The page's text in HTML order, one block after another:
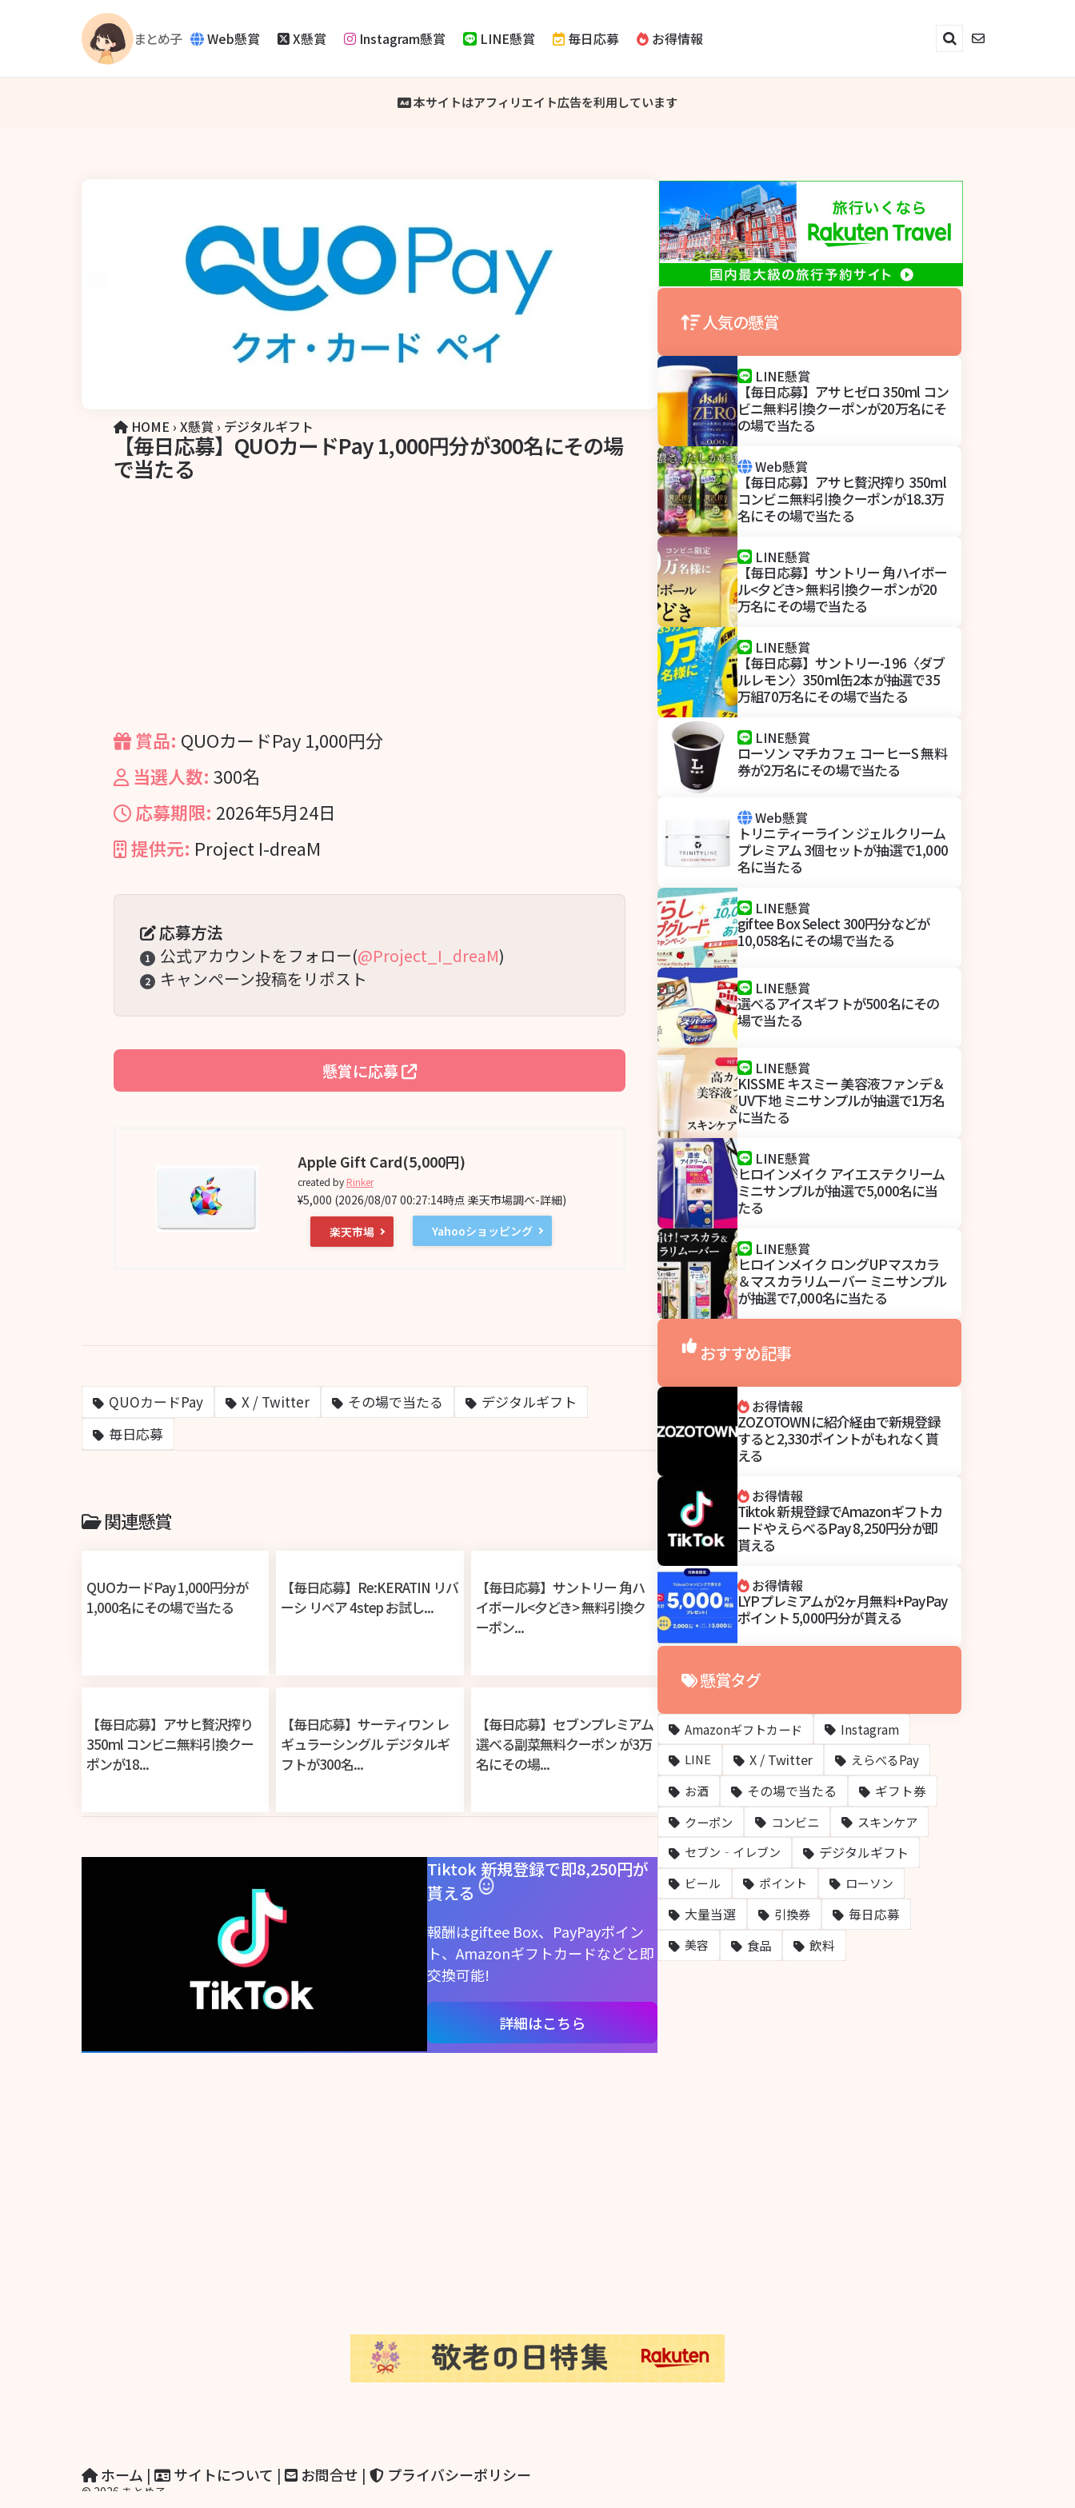
まとめ子 Web懸賞 X懸賞 Instagram懸賞 LINE懸賞 毎日応募 お得情報
本サイトはアフィリエイト広告を利用しています
HOME › X懸賞 › デジタルギフト
【毎日応募】QUOカードPay 1,000円分が300名にその場
で当たる
賞品: QUOカードPay 1,000円分
当選人数: 300名
応募期限: 2026年5月24日
提供元: Project I-dreaM
応募方法
1 公式アカウントをフォロー(@Project_I_dreaM)
2 キャンペーン投稿をリポスト
懸賞に応募
Apple Gift Card(5,000円)
created by Rinker
¥5,000 (2026/08/07 00:27:14時点 楽天市場調べ-詳細)
楽天市場
Yahooショッピング
QUOカードPay X / Twitter その場で当たる
デジタルギフト
毎日応募
関連懸賞
QUOカードPay 1,000円分が
1,000名にその場で当たる
【毎日応募】Re:KERATIN リバ
ーシ リペア 4step お試し...
【毎日応募】サントリー 角ハ
イボール<夕どき> 無料引換ク
ーポン...
【毎日応募】アサヒ贅沢搾り
350ml コンビニ無料引換クー
ポンが18...
【毎日応募】サーティワン レ
ギュラーシングル デジタルギ
フトが300名...
【毎日応募】セブンプレミアム
選べる副菜無料クーポン が3万
名にその場...
Tiktok 新規登録で即8,250円が
貰える
報酬はgiftee Box、PayPayポイン
ト、Amazonギフトカードなどと即
交換可能!
詳細はこちら
人気の懸賞
LINE懸賞
【毎日応募】アサヒゼロ 350ml コン
ビニ無料引換クーポンが20万名にそ
の場で当たる
Web懸賞
【毎日応募】アサヒ贅沢搾り 350ml
コンビニ無料引換クーポンが18.3万
名にその場で当たる
LINE懸賞
【毎日応募】サントリー 角ハイボー
ル<夕どき> 無料引換クーポンが20
万名にその場で当たる
LINE懸賞
【毎日応募】サントリー-196〈ダブ
ルレモン〉350ml缶2本が抽選で35
万組70万名にその場で当たる
LINE懸賞
ローソン マチカフェ コーヒーS 無料
券が2万名にその場で当たる
Web懸賞
トリニティーライン ジェルクリーム
プレミアム 3個セットが抽選で1,000
名に当たる
LINE懸賞
giftee Box Select 300円分などが
10,058名にその場で当たる
LINE懸賞
選べるアイスギフトが500名にその
場で当たる
LINE懸賞
KISSME キスミー 美容液ファンデ＆
UV下地 ミニサンプルが抽選で1万名
に当たる
LINE懸賞
ヒロインメイク アイエステクリーム
ミニサンプルが抽選で5,000名に当
たる
LINE懸賞
ヒロインメイク ロングUPマスカラ
＆マスカラリムーバー ミニサンプル
が抽選で7,000名に当たる
おすすめ記事
お得情報
ZOZOTOWNに紹介経由で新規登録
すると2,330ポイントがもれなく貰
える
お得情報
Tiktok 新規登録でAmazonギフトカ
ードやえらべるPay 8,250円分が即
貰える
お得情報
LYPプレミアムが2ヶ月無料+PayPay
ポイント 5,000円分が貰える
懸賞タグ
Amazonギフトカード Instagram
LINE X / Twitter
えらべるPay
お酒
その場で当たる ギフト券
クーポン コンビニ スキンケア
セブン‐イレブン デジタルギフト
ビール ポイント ローソン
大量当選 引換券 毎日応募
美容 食品 飲料
ホーム | サイトについて | お問合せ | プライバシーポリシー
© 2026 まとめ子